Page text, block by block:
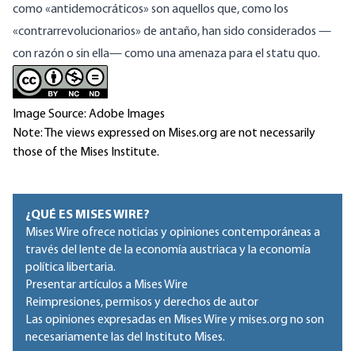
como «antidemocráticos» son aquellos que, como los
«contrarrevolucionarios» de antaño, han sido considerados —
con razón o sin ella— como una amenaza para el statu quo.
Image Source: Adobe Images
Note: The views expressed on Mises.org are not necessarily
those of the Mises Institute.
¿QUÉ ES MISES WIRE?
Mises Wire ofrece noticias y opiniones contemporáneas a
través del lente de la economía austriaca y la economía
política libertaria.
Presentar artículos a Mises Wire
Reimpresiones, permisos y derechos de autor
Las opiniones expresadas en Mises Wire y mises.org no son
necesariamente las del Instituto Mises.